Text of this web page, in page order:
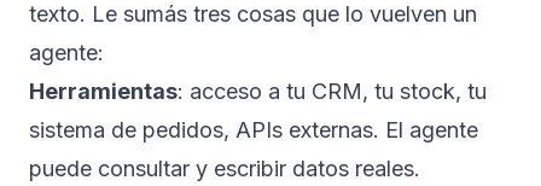
texto. Le sumás tres cosas que lo vuelven un
agente:
Herramientas: acceso a tu CRM, tu stock, tu
sistema de pedidos, APIs externas. El agente
puede consultar y escribir datos reales.